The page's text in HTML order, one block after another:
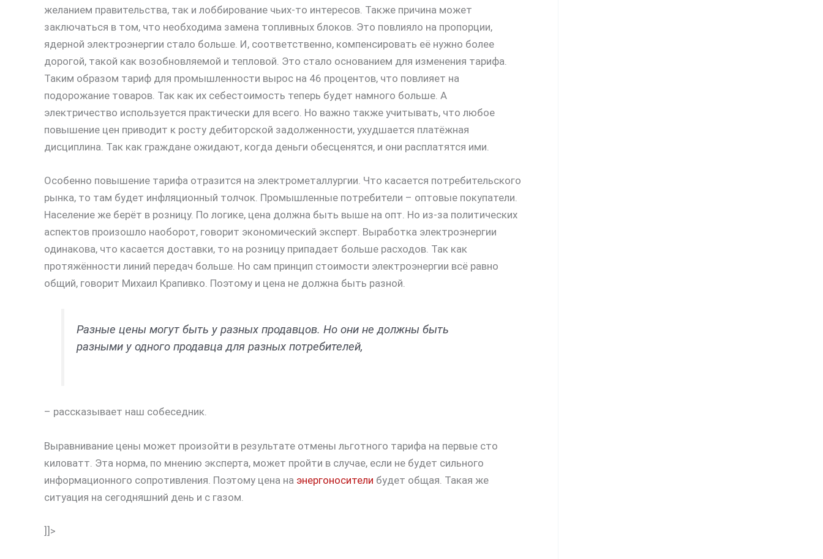
желанием правительства, так и лоббирование чьих-то интересов. Также причина может
заключаться в том, что необходима замена топливных блоков. Это повлияло на пропорции,
ядерной электроэнергии стало больше. И, соответственно, компенсировать её нужно более
дорогой, такой как возобновляемой и тепловой. Это стало основанием для изменения тарифа.
Таким образом тариф для промышленности вырос на 46 процентов, что повлияет на
подорожание товаров. Так как их себестоимость теперь будет намного больше. А
электричество используется практически для всего. Но важно также учитывать, что любое
повышение цен приводит к росту дебиторской задолженности, ухудшается платёжная
дисциплина. Так как граждане ожидают, когда деньги обесценятся, и они расплатятся ими.
Особенно повышение тарифа отразится на электрометаллургии. Что касается потребительского
рынка, то там будет инфляционный толчок. Промышленные потребители – оптовые покупатели.
Население же берёт в розницу. По логике, цена должна быть выше на опт. Но из-за политических
аспектов произошло наоборот, говорит экономический эксперт. Выработка электроэнергии
одинакова, что касается доставки, то на розницу припадает больше расходов. Так как
протяжённости линий передач больше. Но сам принцип стоимости электроэнергии всё равно
общий, говорит Михаил Крапивко. Поэтому и цена не должна быть разной.
Разные цены могут быть у разных продавцов. Но они не должны быть
разными у одного продавца для разных потребителей,
– рассказывает наш собеседник.
Выравнивание цены может произойти в результате отмены льготного тарифа на первые сто
киловатт. Эта норма, по мнению эксперта, может пройти в случае, если не будет сильного
информационного сопротивления. Поэтому цена на энергоносители будет общая. Такая же
ситуация на сегодняшний день и с газом.
]]>